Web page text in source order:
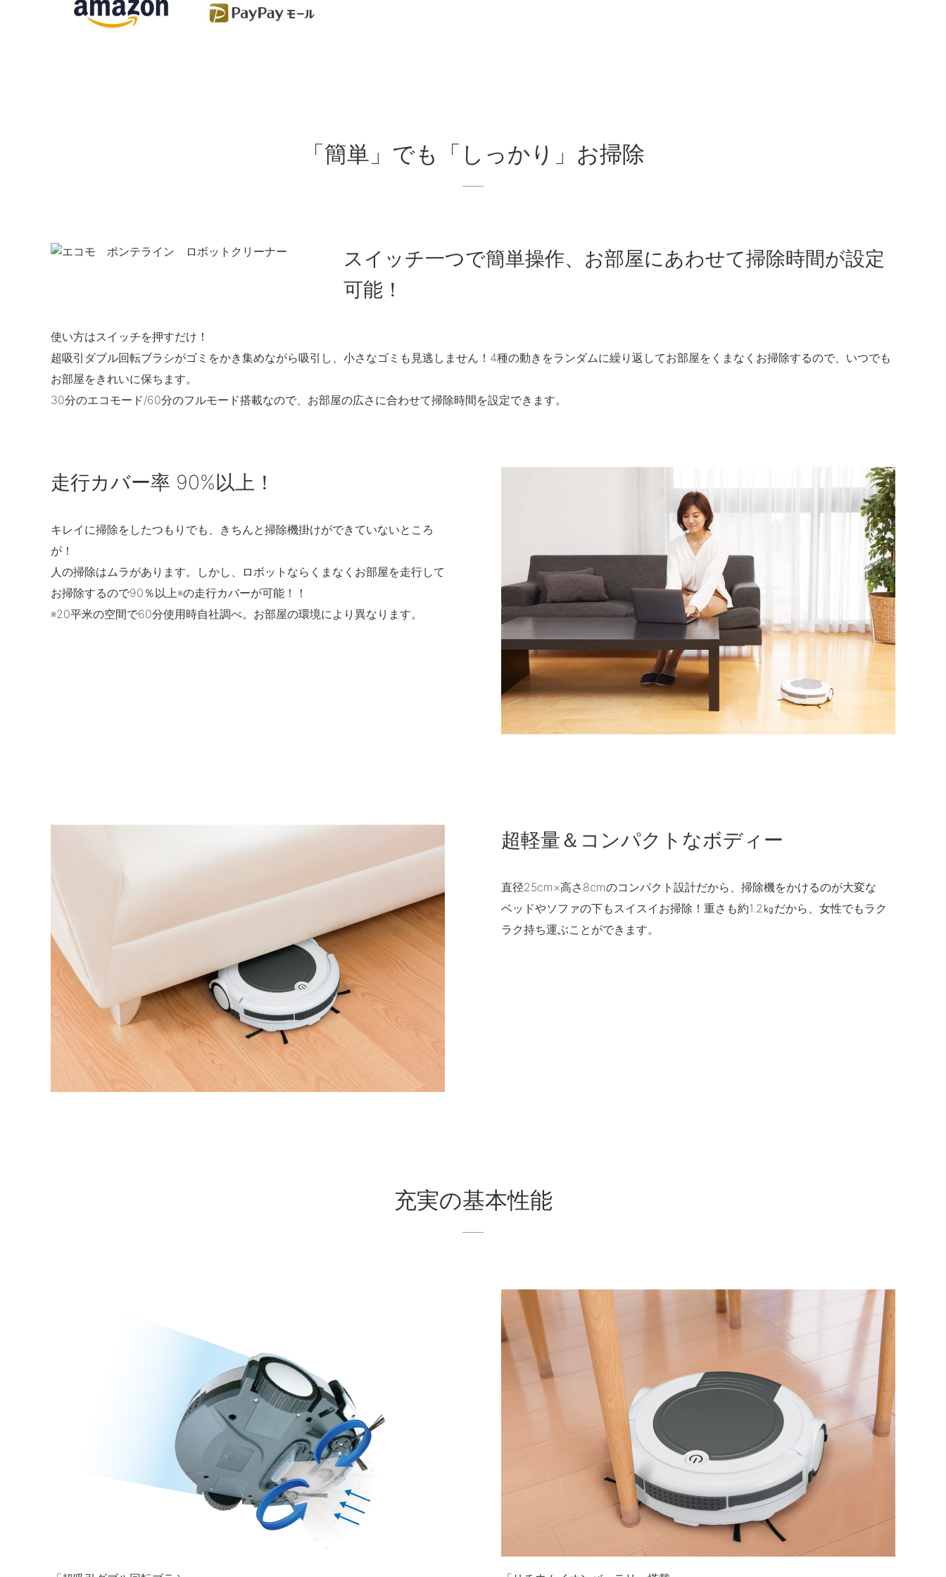
「簡単」でも「しっかり」お掃除
スイッチ一つで簡単操作、お部屋にあわせて掃除時間が設定
可能！
使い方はスイッチを押すだけ！
超吸引ダブル回転ブラシがゴミをかき集めながら吸引し、小さなゴミも見逃しません！4種の動きをランダムに繰り返してお部屋をくまなくお掃除するので、いつでも
お部屋をきれいに保ちます。
30分のエコモード/60分のフルモード搭載なので、お部屋の広さに合わせて掃除時間を設定できます。
走行カバー率 90%以上！
キレイに掃除をしたつもりでも、きちんと掃除機掛けができていないところ
が！
人の掃除はムラがあります。しかし、ロボットならくまなくお部屋を走行して
お掃除するので90％以上※の走行カバーが可能！！
※20平米の空間で60分使用時自社調べ。お部屋の環境により異なります。
超軽量＆コンパクトなボディー
直径25cm×高さ8cmのコンパクト設計だから、掃除機をかけるのが大変な
ベッドやソファの下もスイスイお掃除！重さも約1.2㎏だから、女性でもラク
ラク持ち運ぶことができます。
充実の基本性能